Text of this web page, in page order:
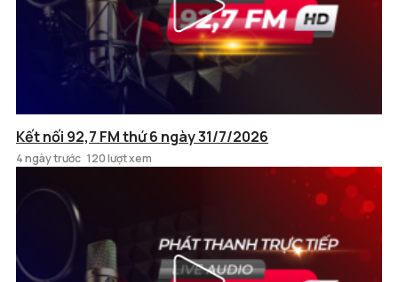
Kết nối 92,7 FM thứ 6 ngày 31/7/2026
4 ngày trước 120 lượt xem